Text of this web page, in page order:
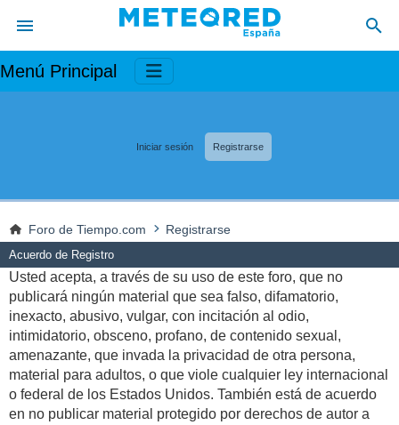
Menú Principal
Iniciar sesión Registrarse
Foro de Tiempo.com Registrarse
Acuerdo de Registro
Usted acepta, a través de su uso de este foro, que no
publicará ningún material que sea falso, difamatorio,
inexacto, abusivo, vulgar, con incitación al odio,
intimidatorio, obsceno, profano, de contenido sexual,
amenazante, que invada la privacidad de otra persona,
material para adultos, o que viole cualquier ley internacional
o federal de los Estados Unidos. También está de acuerdo
en no publicar material protegido por derechos de autor a